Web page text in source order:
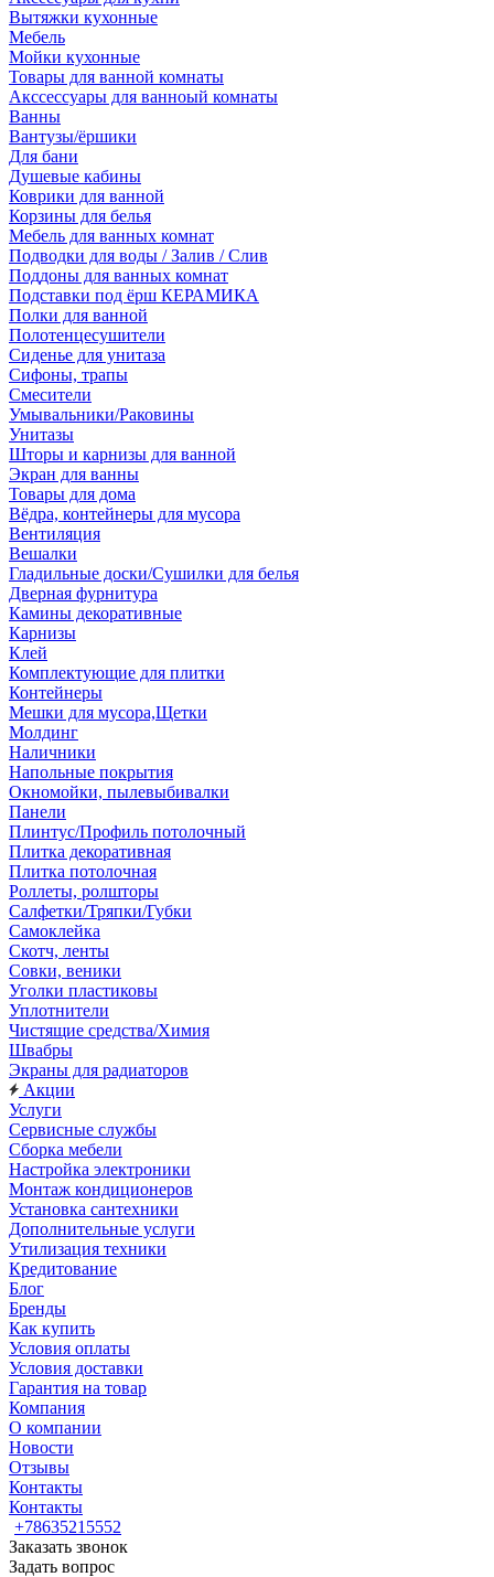
Вытяжки кухонные
Мебель
Мойки кухонные
Товары для ванной комнаты
Акссессуары для ванноый комнаты
Ванны
Вантузы/ёршики
Для бани
Душевые кабины
Коврики для ванной
Корзины для белья
Мебель для ванных комнат
Подводки для воды / Залив / Слив
Поддоны для ванных комнат
Подставки под ёрш КЕРАМИКА
Полки для ванной
Полотенцесушители
Сиденье для унитаза
Сифоны, трапы
Смесители
Умывальники/Раковины
Унитазы
Шторы и карнизы для ванной
Экран для ванны
Товары для дома
Вёдра, контейнеры для мусора
Вентиляция
Вешалки
Гладильные доски/Сушилки для белья
Дверная фурнитура
Камины декоративные
Карнизы
Клей
Комплектующие для плитки
Контейнеры
Мешки для мусора,Щетки
Молдинг
Наличники
Напольные покрытия
Окномойки, пылевыбивалки
Панели
Плинтус/Профиль потолочный
Плитка декоративная
Плитка потолочная
Роллеты, ролшторы
Салфетки/Тряпки/Губки
Самоклейка
Скотч, ленты
Совки, веники
Уголки пластиковы
Уплотнители
Чистящие средства/Химия
Швабры
Экраны для радиаторов
Акции
Услуги
Сервисные службы
Сборка мебели
Настройка электроники
Монтаж кондиционеров
Установка сантехники
Дополнительные услуги
Утилизация техники
Кредитование
Блог
Бренды
Как купить
Условия оплаты
Условия доставки
Гарантия на товар
Компания
О компании
Новости
Отзывы
Контакты
Контакты
+78635215552
Заказать звонок
Задать вопрос